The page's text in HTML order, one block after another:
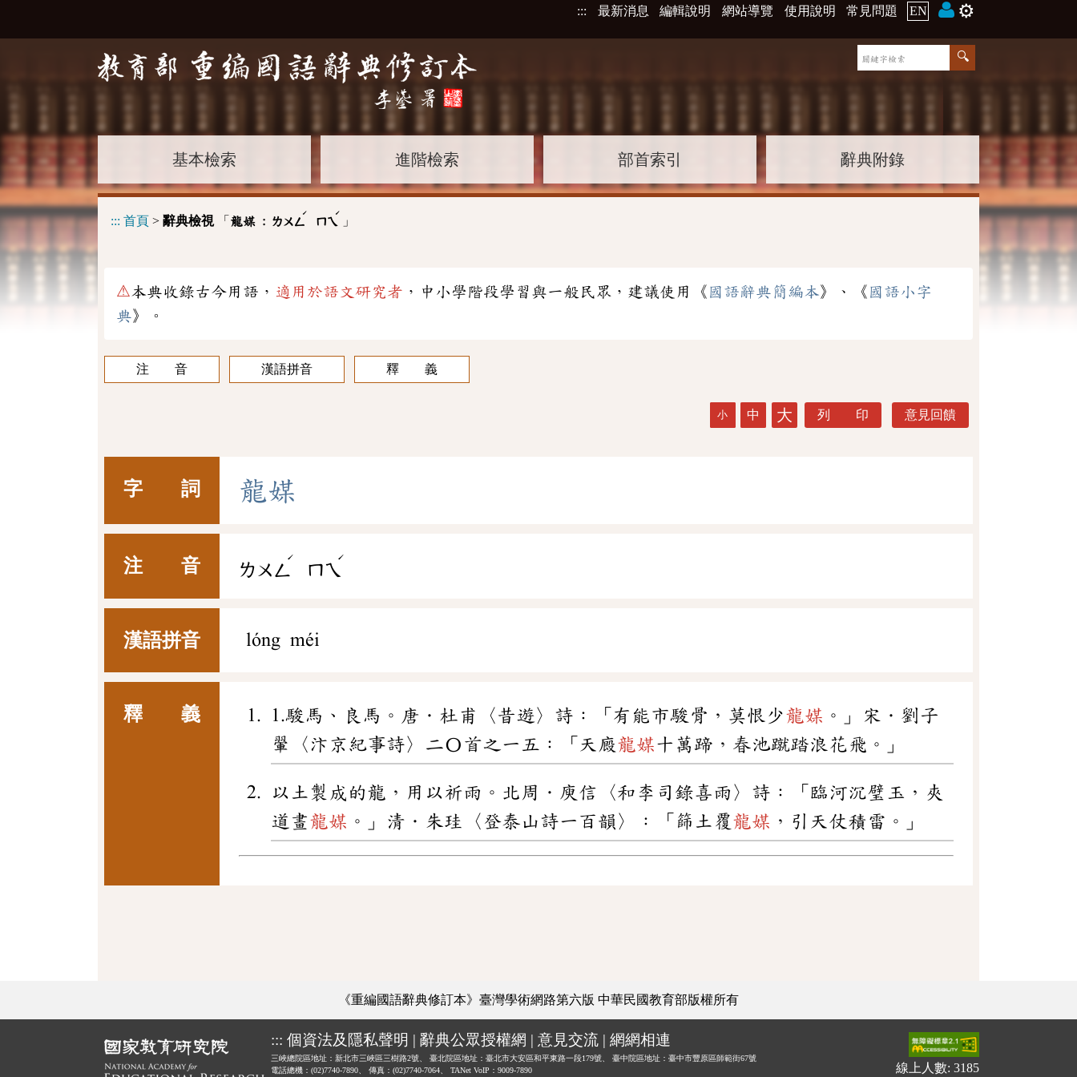
::: 最新消息 編輯說明 網站導覽 使用說明 常見問題 EN ⚙️
基本檢索 進階檢索 部首索引 辭典附錄
::: 首頁 > 辭典檢視「 龍媒 : ㄌㄨㄥ
ˊ
ㄇㄟ
ˊ
」
⚠本典收錄古今用語， 適用於語文研究者 ，中小學階段學習與一般民眾，建議使用《 國語辭典簡編本》、《 國語小字
典》。
注 音 漢語拼音 釋 義
小 中 大 列 印 意見回饋
字 詞 龍媒
注 音 ㄌㄨㄥ
ˊ
ㄇㄟ
ˊ
漢語拼音 lóng méi
釋 義 1.駿馬、良馬。唐．杜甫〈昔遊〉詩：「有能市駿骨，莫恨少龍媒 。」宋．劉子
翬〈汴京紀事詩〉二〇首之一五：「天廄龍媒十萬蹄，春池蹴踏浪花飛。」
以土 製成的 龍 ，用以祈雨。北周．庾信〈和李司錄喜雨〉詩：「臨河沉璧玉，夾
道畫龍媒 。」 清 ．朱珪〈登泰山詩一百韻 〉：「 篩土覆龍媒 ，引天仗積雷。」
《重編國語辭典修訂本》臺灣學術網路第六版 中華民國教育部版權所有
::: 個資法及隱私聲明 | 辭典公眾授權網 | 意見交流 | 網網相連
三峽總院區地址：新北市三峽區三樹路2號、 臺北院區地址：臺北市大安區和平東路一段179號、
臺中院區地址：臺中市豐原區師範街67號
電話總機：(02)7740-7890、
傳真：(02)7740-7064、 TANet VoIP：9009-7890 線上人數: 3185